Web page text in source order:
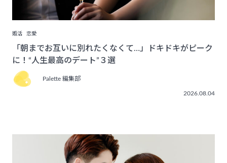
婚活 恋愛
「朝までお互いに別れたくなくて…」ドキドキがピーク
に！“人生最高のデート”３選
Palette 編集部
2026.08.04